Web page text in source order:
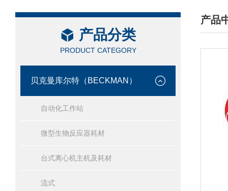
产品分类
PRODUCT CATEGORY
贝克曼库尔特（BECKMAN）
自动化工作站
微型生物反应器耗材
台式离心机主机及耗材
流式
产品
/